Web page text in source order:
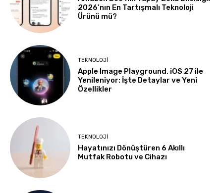
2026’nın En Tartışmalı Teknoloji
Ürünü mü?
TEKNOLOJI
Apple Image Playground, iOS 27 ile
Yenileniyor: İşte Detaylar ve Yeni
Özellikler
TEKNOLOJI
Hayatınızı Dönüştüren 6 Akıllı
Mutfak Robotu ve Cihazı